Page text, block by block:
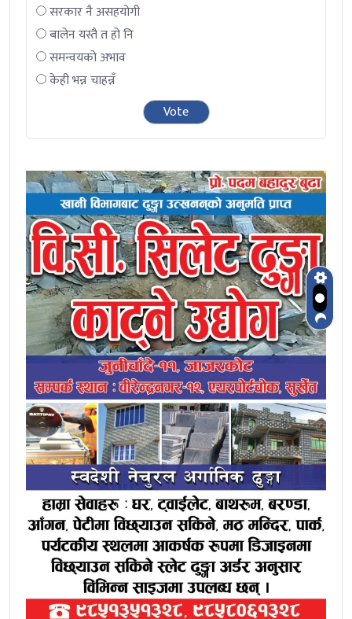
सरकार नै असहयोगी
बालेन यस्तै त हो नि
समन्वयको अभाव
केही भन्न चाहन्नँ